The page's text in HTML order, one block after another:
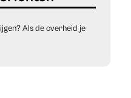
Als de overheid je